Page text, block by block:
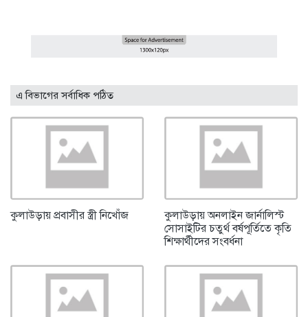
এ বিভাগের সর্বাধিক পঠিত
কুলাউড়ায় প্রবাসীর স্ত্রী নিখোঁজ
কুলাউড়ায় অনলাইন জার্নালিস্ট
সোসাইটির চতুর্থ বর্ষপূর্তিতে কৃতি
শিক্ষার্থীদের সংবর্ধনা